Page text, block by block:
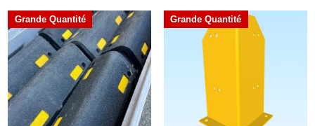
CHF 100.00
à
CHF 150.00
Grande Quantité Grande Quantité